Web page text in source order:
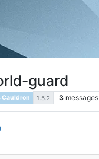
guard
Cauldron 1.5.2 3 messages